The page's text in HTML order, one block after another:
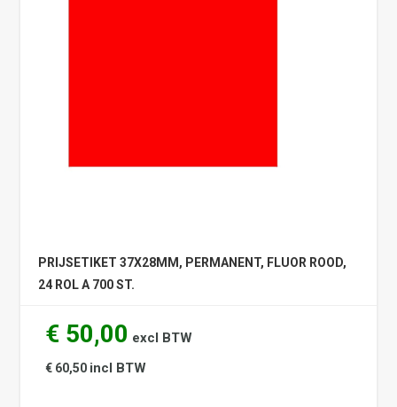
PRIJSETIKET 37X28MM, PERMANENT, FLUOR ROOD,
24 ROL A 700 ST.
€ 50,00 excl BTW
€ 60,50 incl BTW